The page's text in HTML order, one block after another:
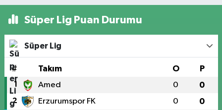
Süper Lig Puan Durumu
Süper Lig
# Takım O P
1 Amed 0 0
2 Erzurumspor FK 0 0